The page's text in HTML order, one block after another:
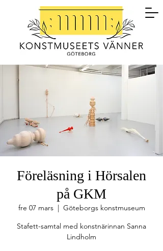
Föreläsning i Hörsalen
på GKM
fre 07 mars
  |
Göteborgs konstmuseum
Stafett-samtal med konstnärinnan Sanna
Lindholm